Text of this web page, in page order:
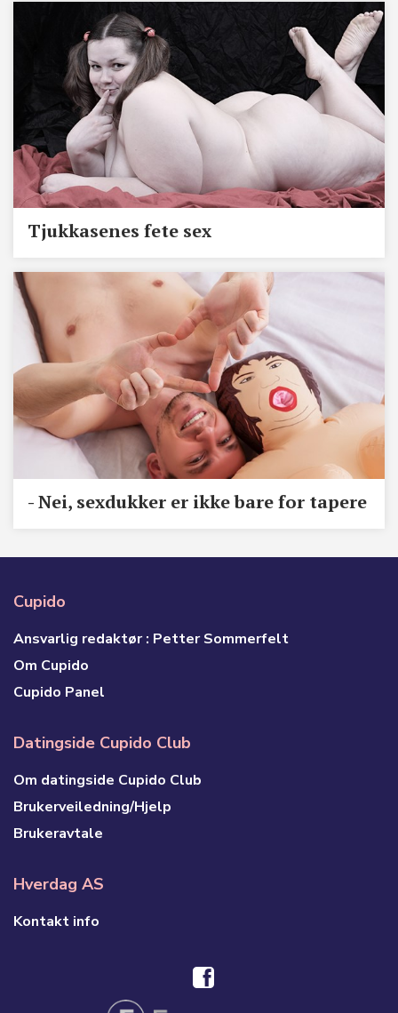
Tjukkasenes fete sex
- Nei, sexdukker er ikke bare for tapere
Cupido
Ansvarlig redaktør : Petter Sommerfelt
Om Cupido
Cupido Panel
Datingside Cupido Club
Om datingside Cupido Club
Brukerveiledning/Hjelp
Brukeravtale
Hverdag AS
Kontakt info